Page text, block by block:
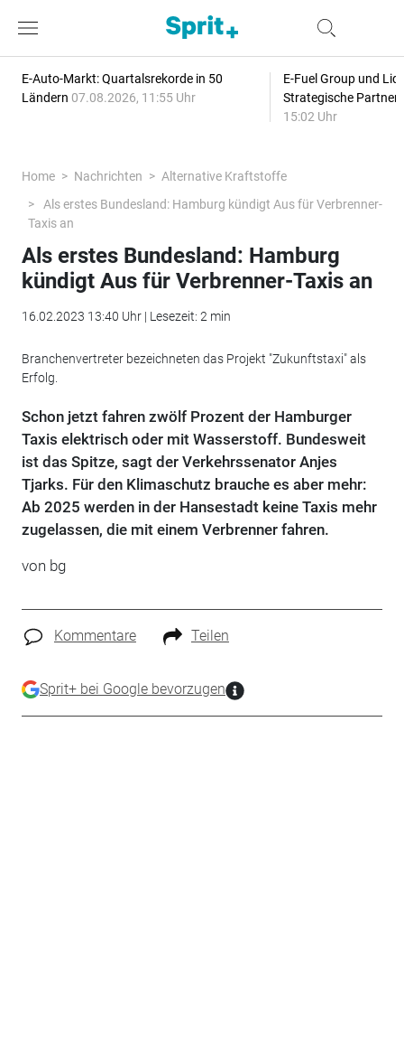
E-Auto-Markt: Quartalsrekorde in 50
Ländern 07.08.2026, 11:55 Uhr
E-Fuel Group und
Strategische
15:02 Uhr
Home Nachrichten
Alternative Kraftstoffe
Als erstes Bundesland: Hamburg kündigt Aus für Verbrenner-
Taxis an
Als erstes Bundesland: Hamburg
kündigt Aus für Verbrenner-Taxis an
16.02.2023 13:40 Uhr | Lesezeit: 2 min
Branchenvertreter bezeichneten das Projekt "Zukunftstaxi" als
Erfolg.
Schon jetzt fahren zwölf Prozent der Hamburger
Taxis elektrisch oder mit Wasserstoff. Bundesweit
ist das Spitze, sagt der Verkehrssenator Anjes
Tjarks. Für den Klimaschutz brauche es aber mehr:
Ab 2025 werden in der Hansestadt keine Taxis mehr
zugelassen, die mit einem Verbrenner fahren.
von bg
Kommentare Teilen
Sprit+ bei Google bevorzugen